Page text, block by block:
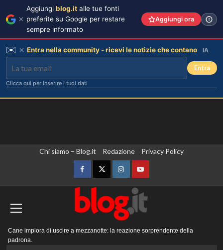
Chi siamo – Blog.it Redazione Privacy Policy
FacebookTwitterInstagramYouTube
principale
Cane implora di uscire a mezzanotte: la reazione sorprendente della
padrona.
Aggiungi blog.it alle tue fonti
preferite su Google per restare
sempre informato
Aggiungi ora
✉️ Entra nella community - ricevi le notizie che contano IA
Entra
Clicca qui per inserire i tuoi dati